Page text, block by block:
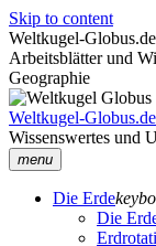
Skip to content
Weltkugel-
Arbeitsblätter und
Geographie
Weltkugel-Globus.de
Wissenswertes und
menu
Die Erde
Die